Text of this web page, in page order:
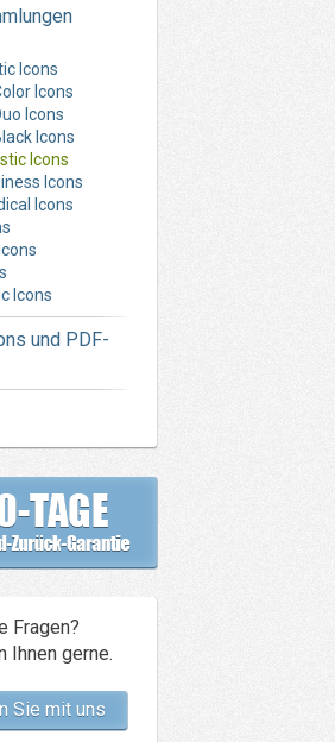
Icons
Icons
Icons
Icons
Icons
Icons
Icons
Icons
und PDF-
Fragen?
Ihnen gerne.
Sie mit uns